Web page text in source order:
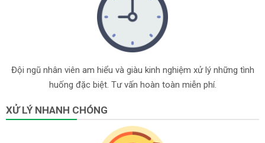
Đội ngũ nhân viên am hiểu và giàu kinh nghiệm xử lý những tình
huống đặc biệt. Tư vấn hoàn toàn miễn phí.
XỬ LÝ NHANH CHÓNG